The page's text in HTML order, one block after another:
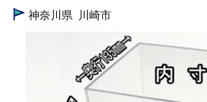
TOP
神奈川県 川崎市